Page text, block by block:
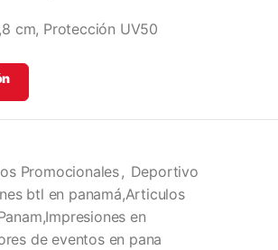
cm, Protección UV50
Promocionales, Deportivo
btl en panamá,Articulos
en
de eventos en pana